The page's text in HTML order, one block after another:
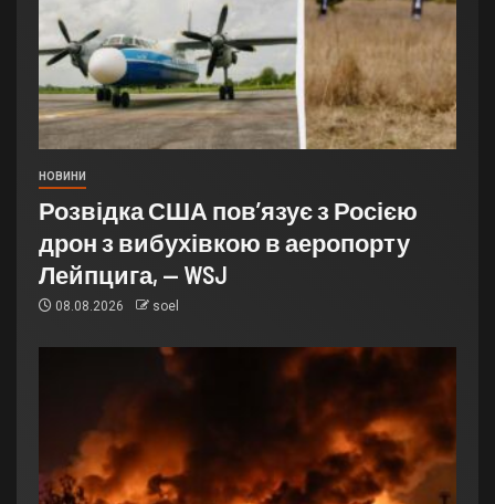
НОВИНИ
Розвідка США пов’язує з Росією
дрон з вибухівкою в аеропорту
Лейпцига, — WSJ
08.08.2026 soel